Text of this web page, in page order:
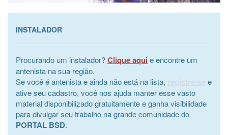
INSTALADOR
Procurando um instalador?Clique aqui e encontre um
antenista na sua região.
Se você é antenista e ainda não está na lista,
e
ative seu cadastro, você nos ajuda manter esse vasto
material disponibilizado gratuitamente e ganha visibilidade
para divulgar seu trabalho na grande comunidade do
PORTAL BSD.